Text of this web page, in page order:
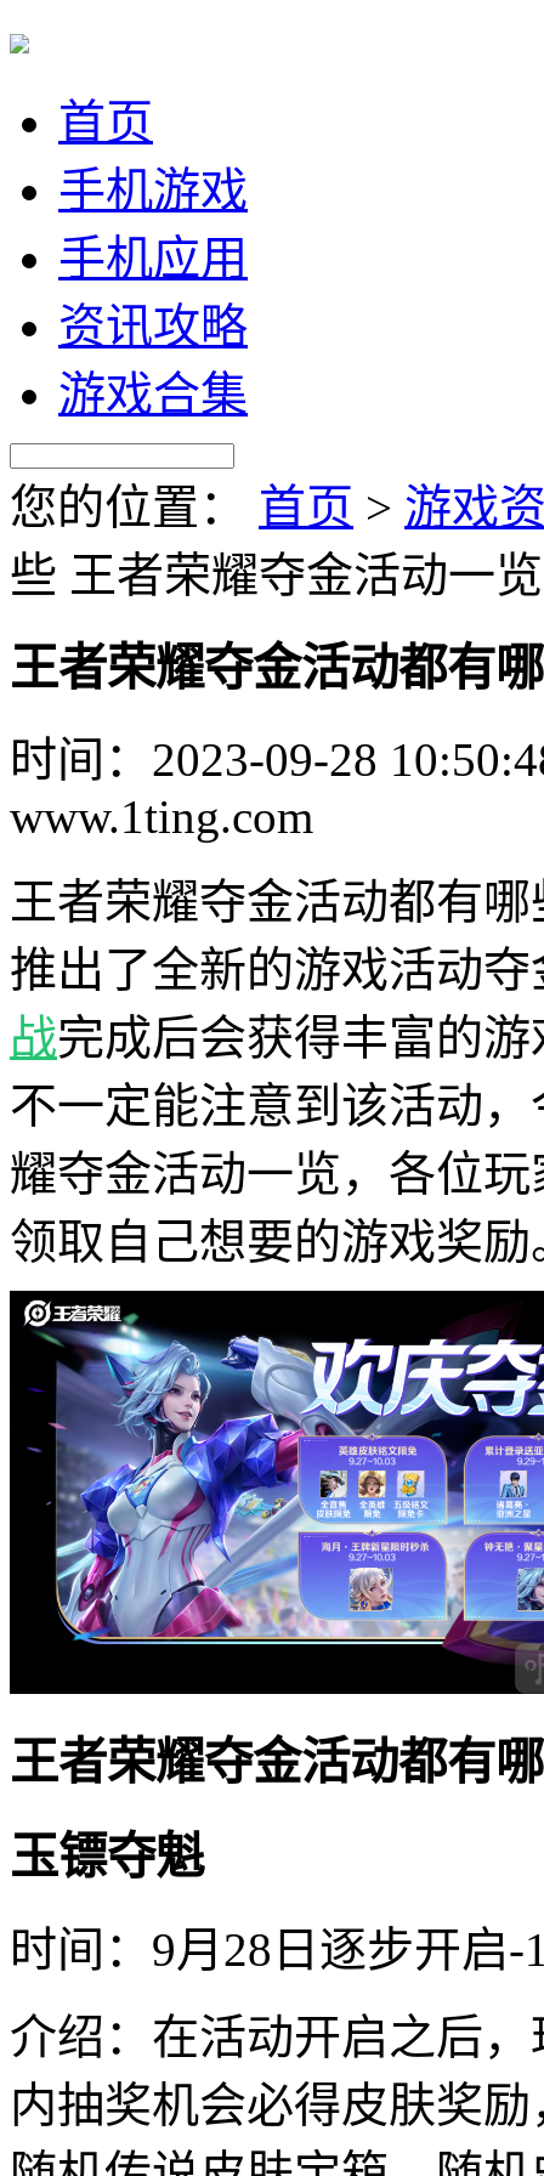
首页
手机游戏
手机应用
资讯攻略
游戏合集
您的位置： 首页 > 游戏
些 王者荣耀夺金活动一览
王者荣耀夺金活动都有
时间：2023-09-28
www.1ting.com
王者荣耀夺金活动都有
推出了全新的游戏活动
战完成后会获得丰富的
不一定能注意到该活动
耀夺金活动一览，各位
领取自己想要的游戏奖励
王者荣耀夺金活动都有
玉镖夺魁
时间：9月28日逐步开启-
介绍：在活动开启之后
内抽奖机会必得皮肤奖